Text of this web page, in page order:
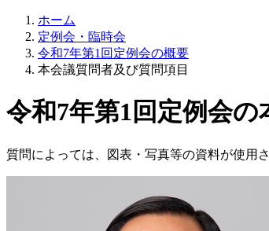
ホーム
定例会・臨時会
令和7年第1回定例会の概要
本会議質問者及び質問項目
令和7年第1回定例会の
質問によっては、図表・写真等の資料が使用